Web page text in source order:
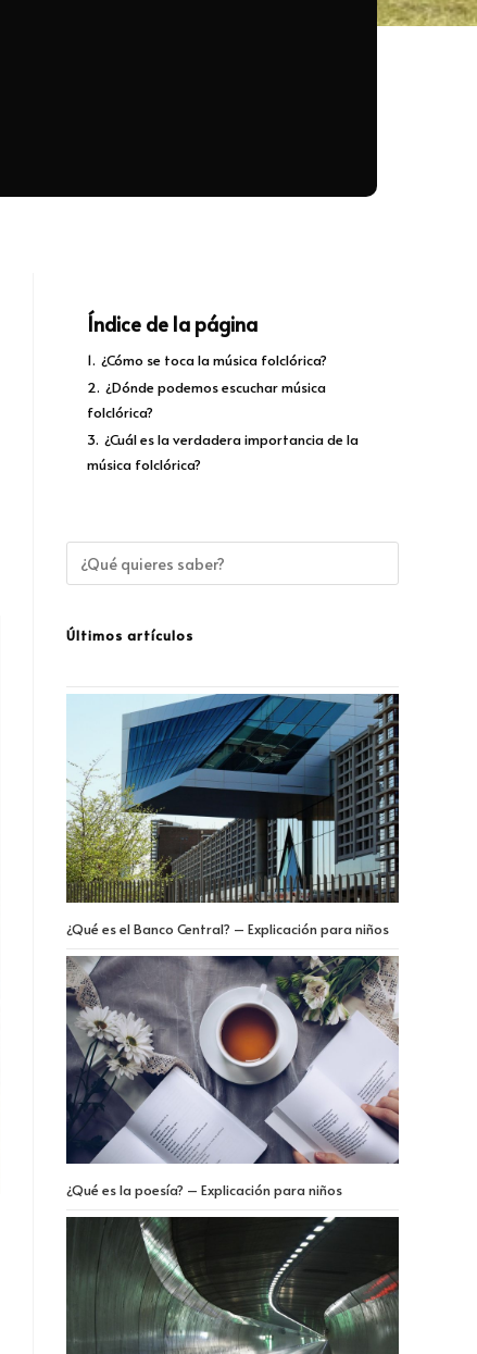
Índice de la página
1. ¿Cómo se toca la música folclórica?
2. ¿Dónde podemos escuchar música
folclórica?
3. ¿Cuál es la verdadera importancia de la
música folclórica?
Últimos artículos
¿Qué es el Banco Central? – Explicación para niños
¿Qué es la poesía? – Explicación para niños